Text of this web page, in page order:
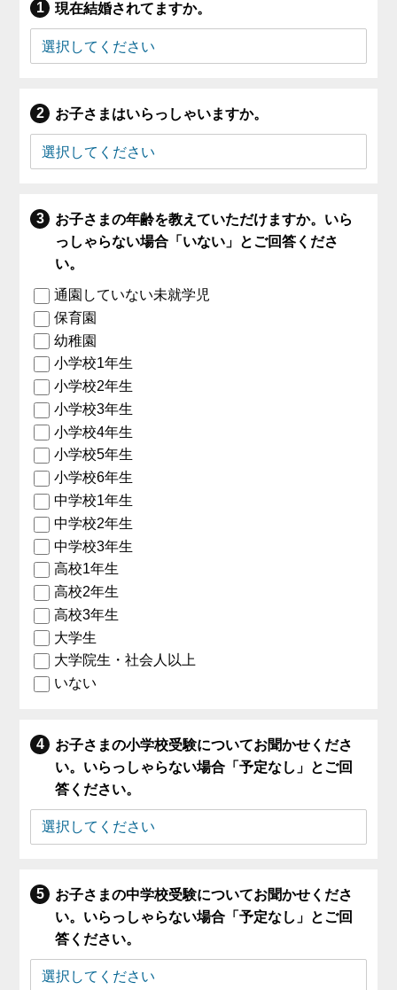
現在結婚されてますか。
お子さまはいらっしゃいますか。
お子さまの年齢を教えていただけますか。いら
っしゃらない場合「いない」とご回答くださ
い。
通園していない未就学児
保育園
幼稚園
小学校1年生
小学校2年生
小学校3年生
小学校4年生
小学校5年生
小学校6年生
中学校1年生
中学校2年生
中学校3年生
高校1年生
高校2年生
高校3年生
大学生
大学院生・社会人以上
いない
お子さまの小学校受験についてお聞かせくださ
い。いらっしゃらない場合「予定なし」とご回
答ください。
お子さまの中学校受験についてお聞かせくださ
い。いらっしゃらない場合「予定なし」とご回
答ください。